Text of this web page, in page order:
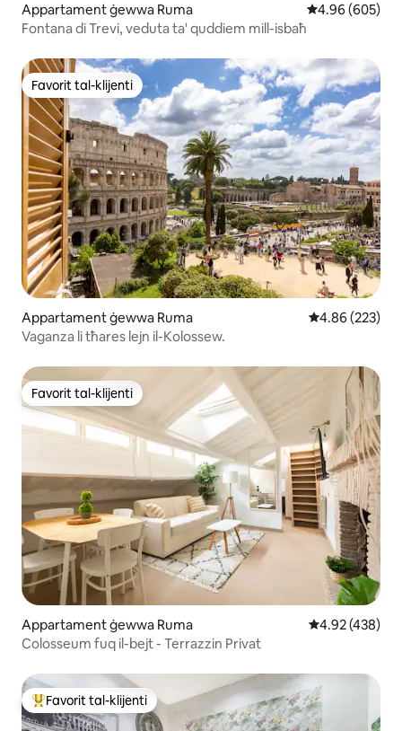
Appartament ġewwa Ruma Rating medju
4.96 (605)
Fontana di Trevi, veduta ta' quddiem mill-isbaħ
Favorit tal-klijenti
Favorit tal-klijenti
Appartament ġewwa Ruma Rating medju
4.86 (223)
Vaganza li tħares lejn il-Kolossew.
Favorit tal-klijenti
Favorit tal-klijenti
Appartament ġewwa Ruma Rating medju
4.92 (438)
Colosseum fuq il-bejt - Terrazzin Privat
Wieħed mill-aqwa favoriti tal-klijenti
Favorit tal-klijenti